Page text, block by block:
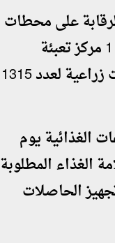
على محطات
ومراكز التعبئة 41 زيارة، وتم تسجيل 4 منشآت بالهيئة وجاري إدراج 1 مركز تعبئة
بالقائمة المعتمدة للهيئة، وأصدرت الإدارة 1987 إذن تصدير لحاصلات زراعية لعدد 1315
الغذائية يوم
الغذاء المطلوبة
الحاصلات